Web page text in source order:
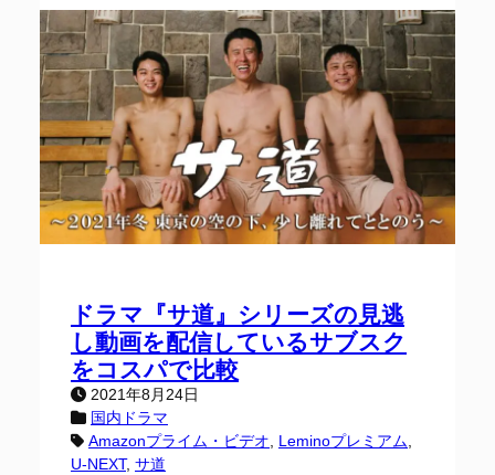
ドラマ『サ道』シリーズの見逃
し動画を配信しているサブスク
をコスパで比較
2021年8月24日
国内ドラマ
Amazonプライム・ビデオ
Leminoプレミアム
U-NEXT, サ道